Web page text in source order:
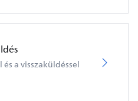
a visszaküldéssel